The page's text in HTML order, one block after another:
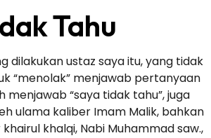
Tahu
dilakukan ustaz saya itu, yang tidak
“menolak” menjawab pertanyaan
menjawab “saya tidak tahu”, juga
ulama kaliber Imam Malik, bahkan
khalqi, Nabi Muhammad saw.,